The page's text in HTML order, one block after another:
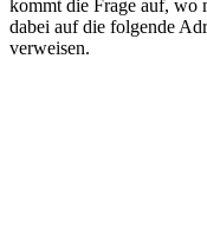
kommt die Frage auf, wo
dabei auf die folgende
verweisen.